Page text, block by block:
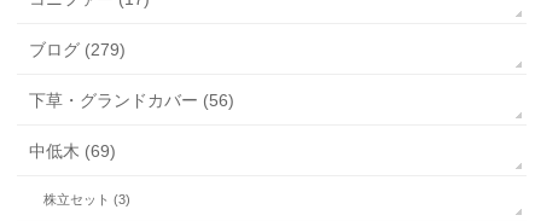
ブログ (279)
下草・グランドカバー (56)
中低木 (69)
株立セット (3)